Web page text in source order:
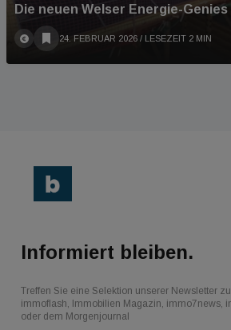
Die neuen Welser Energie-Genies
24. FEBRUAR 2026 / LESEZEIT 2 MIN
Informiert bleiben.
Treffen Sie eine Selektion unserer Newsletter
immoflash, Immobilien Magazin, immo7news,
oder dem Morgenjournal